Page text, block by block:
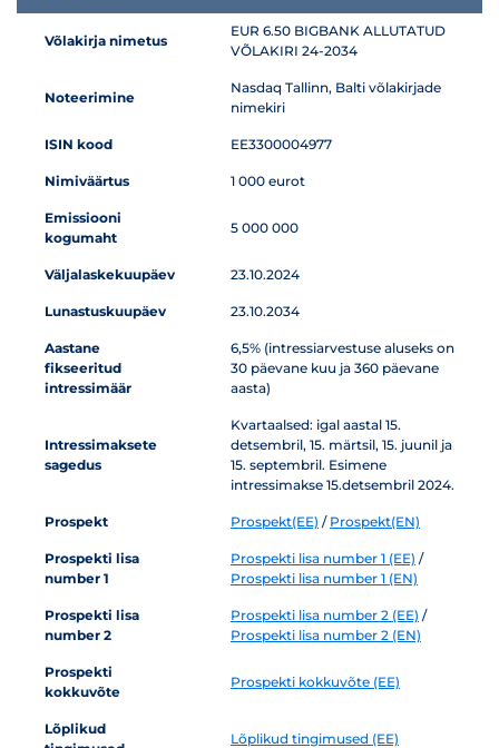
Infotabel allutatud võlakirjade kohta
Võlakirja nimetus
EUR 6.50 BIGBANK ALLUTATUD
VÕLAKIRI 24-2034
Noteerimine
Nasdaq Tallinn, Balti võlakirjade
nimekiri
ISIN kood EE3300004977
Nimiväärtus 1 000 eurot
Emissiooni
kogumaht
5 000 000
Väljalaskekuupäev 23.10.2024
Lunastuskuupäev 23.10.2034
Aastane
fikseeritud
intressimäär
6,5% (intressiarvestuse aluseks on
30 päevane kuu ja 360 päevane
aasta)
Intressimaksete
sagedus
Kvartaalsed: igal aastal 15.
detsembril, 15. märtsil, 15. juunil ja
15. septembril. Esimene
intressimakse 15.detsembril 2024.
Prospekt Prospekt(EE) / Prospekt(EN)
Prospekti lisa
number 1
Prospekti lisa number 1 (EE) /
Prospekti lisa number 1 (EN)
Prospekti lisa
number 2
Prospekti lisa number 2 (EE) /
Prospekti lisa number 2 (EN)
Prospekti
kokkuvõte
Prospekti kokkuvõte (EE)
Lõplikud
Lõplikud tingimused (EE)